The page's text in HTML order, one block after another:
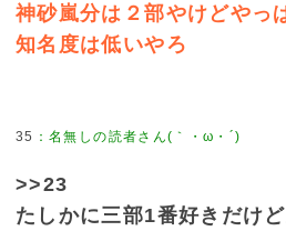
神砂嵐分は２部やけどやっ
知名度は低いやろ
35
>>23
たしかに三部1番好きだけ